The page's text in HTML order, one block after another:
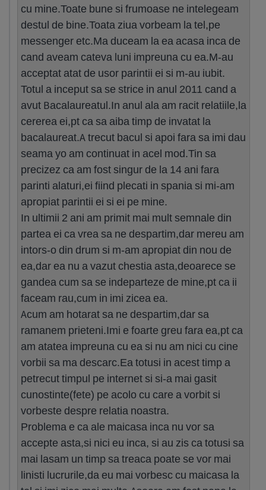
cu mine.Toate bune si frumoase ne intelegeam
destul de bine.Toata ziua vorbeam la tel,pe
messenger etc.Ma duceam la ea acasa inca de
cand aveam cateva luni impreuna cu ea.M-au
acceptat atat de usor parintii ei si m-au iubit.
Totul a inceput sa se strice in anul 2011 cand a
avut Bacalaureatul.In anul ala am racit relatiile,la
cererea ei,pt ca sa aiba timp de invatat la
bacalaureat.A trecut bacul si apoi fara sa imi dau
seama yo am continuat in acel mod.Tin sa
precizez ca am fost singur de la 14 ani fara
parinti alaturi,ei fiind plecati in spania si mi-am
apropiat parintii ei si ei pe mine.
In ultimii 2 ani am primit mai mult semnale din
partea ei ca vrea sa ne despartim,dar mereu am
intors-o din drum si m-am apropiat din nou de
ea,dar ea nu a vazut chestia asta,deoarece se
gandea cum sa se indeparteze de mine,pt ca ii
faceam rau,cum in imi zicea ea.
Acum am hotarat sa ne despartim,dar sa
ramanem prieteni.Imi e foarte greu fara ea,pt ca
am atatea impreuna cu ea si nu am nici cu cine
vorbii sa ma descarc.Ea totusi in acest timp a
petrecut timpul pe internet si si-a mai gasit
cunostinte(fete) pe acolo cu care a vorbit si
vorbeste despre relatia noastra.
Problema e ca ale maicasa inca nu vor sa
accepte asta,si nici eu inca, si au zis ca totusi sa
mai lasam un timp sa treaca poate se vor mai
linisti lucrurile,da eu mai vorbesc cu maicasa la